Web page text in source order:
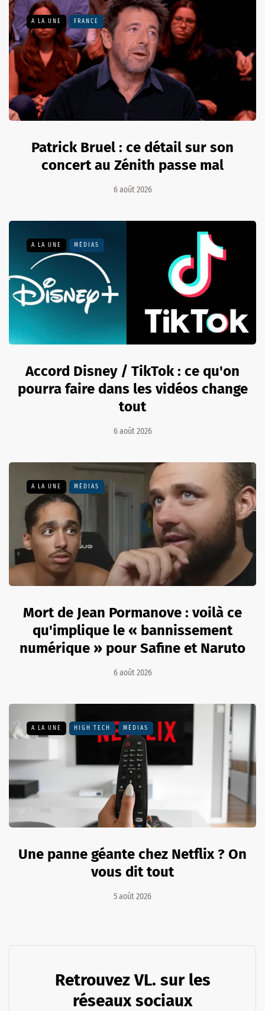
A LA UNE FRANCE
Patrick Bruel : ce détail sur son
concert au Zénith passe mal
6 août 2026
A LA UNE MÉDIAS
Accord Disney / TikTok : ce qu'on
pourra faire dans les vidéos change
tout
6 août 2026
A LA UNE MÉDIAS
Mort de Jean Pormanove : voilà ce
qu'implique le « bannissement
numérique » pour Safine et Naruto
6 août 2026
A LA UNE HIGH TECH MÉDIAS
Une panne géante chez Netflix ? On
vous dit tout
5 août 2026
Retrouvez VL. sur les
réseaux sociaux